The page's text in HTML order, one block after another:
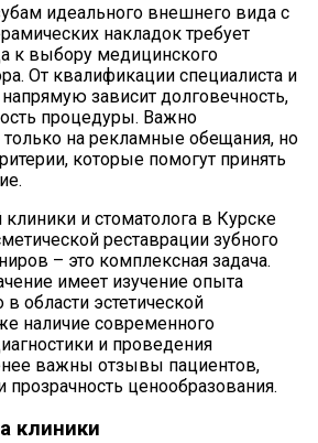
идеального внешнего вида с
накладок требует
к выбору медицинского
От квалификации специалиста и
зависит долговечность,
процедуры. Важно
только на рекламные обещания, но
которые помогут принять
и стоматолога в Курске
реставрации зубного
– это комплексная задача.
имеет изучение опыта
области эстетической
наличие современного
и проведения
важны отзывы пациентов,
прозрачность ценообразования.
клиники